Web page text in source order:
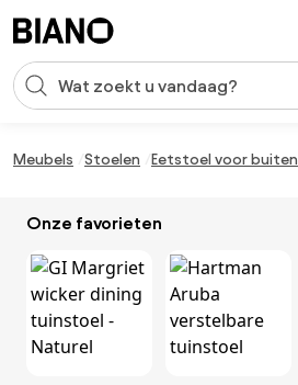
Zoekopdracht invoeren
Meubels Stoelen Eetstoel voor buiten
Onze favorieten